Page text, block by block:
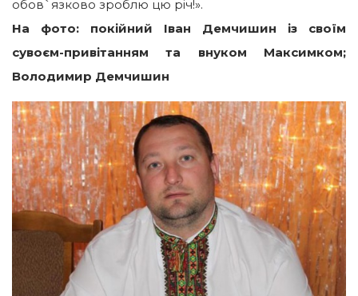
обов`язково зроблю цю річ!».
На фото: покійний Іван Демчишин із своїм
сувоєм-привітанням та внуком Максимком;
Володимир Демчишин